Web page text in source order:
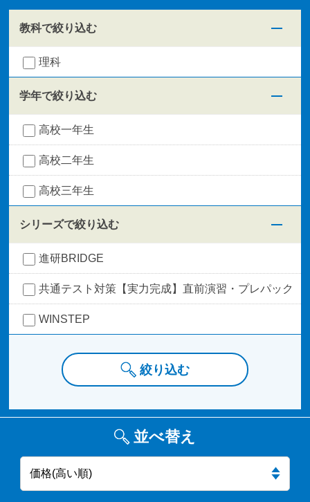
教科で絞り込む
理科
学年で絞り込む
高校一年生
高校二年生
高校三年生
シリーズで絞り込む
進研BRIDGE
共通テスト対策【実力完成】直前演習・プレパック
WINSTEP
絞り込む
並べ替え